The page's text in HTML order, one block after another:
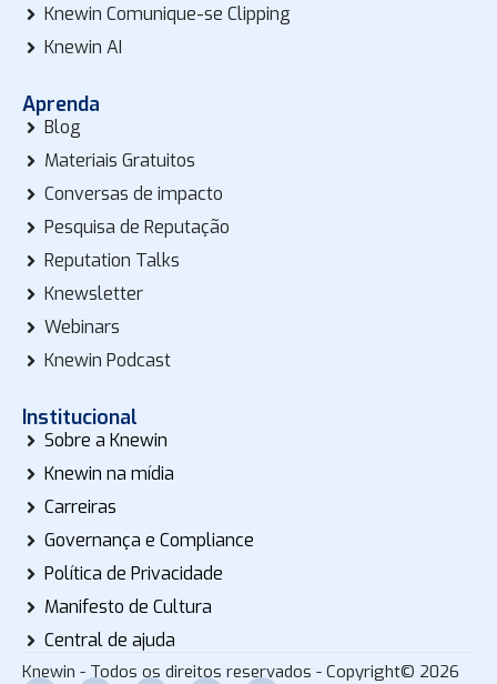
Knewin Comunique-se Clipping
Knewin AI
Aprenda
Blog
Materiais Gratuitos
Conversas de impacto
Pesquisa de Reputação
Reputation Talks
Knewsletter
Webinars
Knewin Podcast
Institucional
Sobre a Knewin
Knewin na mídia
Carreiras
Governança e Compliance
Política de Privacidade
Manifesto de Cultura
Central de ajuda
Knewin - Todos os direitos reservados - Copyright© 2026